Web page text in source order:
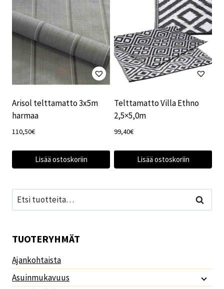
Arisol telttamatto 3x5m
harmaa
110,50€
Lisää ostoskoriin
Telttamatto Villa Ethno
2,5×5,0m
99,40€
Lisää ostoskoriin
Etsi: Haku
TUOTERYHMÄT
Ajankohtaista
Asuinmukavuus